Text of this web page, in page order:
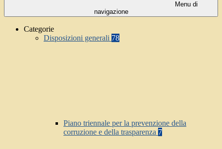
Menu di
navigazione
Categorie
Disposizioni generali 78
Piano triennale per la prevenzione della
corruzione e della trasparenza 7